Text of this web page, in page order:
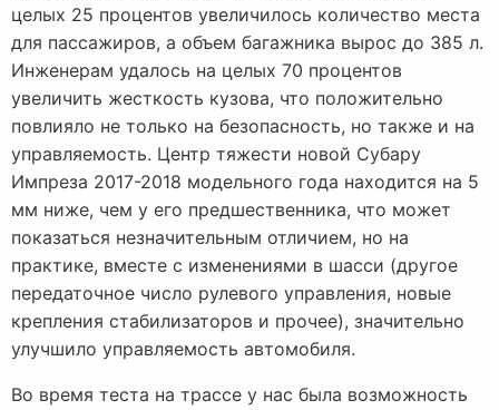
целых 25 процентов увеличилось количество места
для пассажиров, а объем багажника вырос до 385 л.
Инженерам удалось на целых 70 процентов
увеличить жесткость кузова, что положительно
повлияло не только на безопасность, но также и на
управляемость. Центр тяжести новой Субару
Импреза 2017-2018 модельного года находится на 5
мм ниже, чем у его предшественника, что может
показаться незначительным отличием, но на
практике, вместе с изменениями в шасси (другое
передаточное число рулевого управления, новые
крепления стабилизаторов и прочее), значительно
улучшило управляемость автомобиля.
Во время теста на трассе у нас была возможность